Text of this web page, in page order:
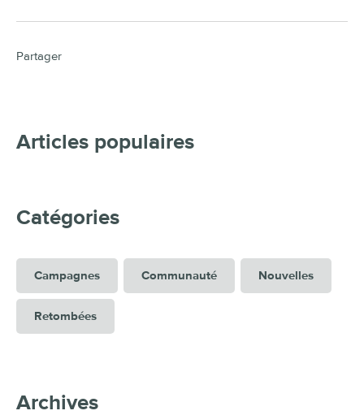
Partager
Articles populaires
Catégories
Campagnes Communauté Nouvelles
Retombées
Archives